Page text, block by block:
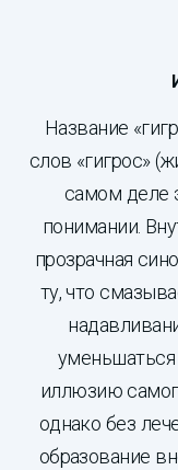
Название
слов «гигрос»
самом деле
понимании.
прозрачная
ту, что
уменьшаться
иллюзию
однако без
образование